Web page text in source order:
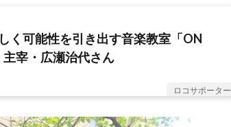
可能性を引き出す音楽教室「ON
宰・広瀬治代さん
ロコサポーター